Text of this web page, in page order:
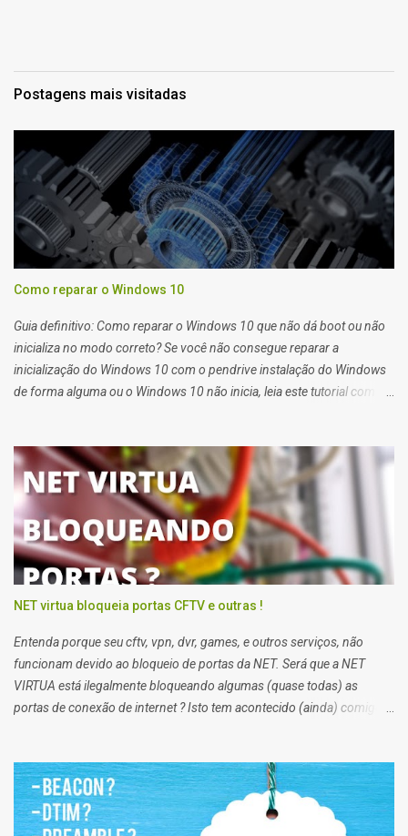
Postagens mais visitadas
Como reparar o Windows 10
Guia definitivo: Como reparar o Windows 10 que não dá boot ou não
inicializa no modo correto? Se você não consegue reparar a
inicialização do Windows 10 com o pendrive instalação do Windows
de forma alguma ou o Windows 10 não inicia, leia este tutorial com
usar o pendrive de instalação do sistema ou o reparo de inicialização
do Windows 10.
NET virtua bloqueia portas CFTV e outras !
Entenda porque seu cftv, vpn, dvr, games, e outros serviços, não
funcionam devido ao bloqueio de portas da NET. Será que a NET
VIRTUA está ilegalmente bloqueando algumas (quase todas) as
portas de conexão de internet ? Isto tem acontecido (ainda) comigo
servidores via SSH (que pessoalmente odeio), e noto que em alguns
clientes eu consigo, e em outros não. Segundo a net, no plano
residencial as portas 21 e 22, 25, 53, 80, 110, 135, 136 a 139, 443,